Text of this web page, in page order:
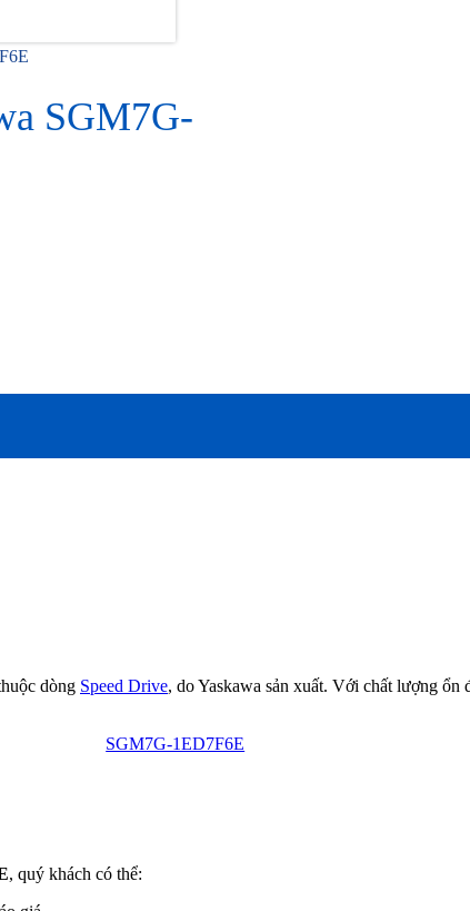
SGM7G-
dòng Speed Drive, do Yaskawa sản xuất. Với chất lượng ổn
SGM7G-1ED7F6E
, quý khách có thể: